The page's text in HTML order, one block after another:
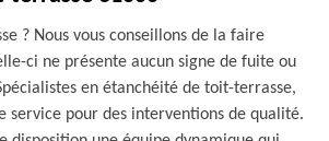
? Nous vous conseillons de la faire
ci ne présente aucun signe de fuite ou
en étanchéité de toit-terrasse,
service pour des interventions de qualité.